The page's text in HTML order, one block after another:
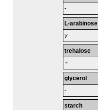
-
L-arabinose
v
trehalose
+
glycerol
-
starch